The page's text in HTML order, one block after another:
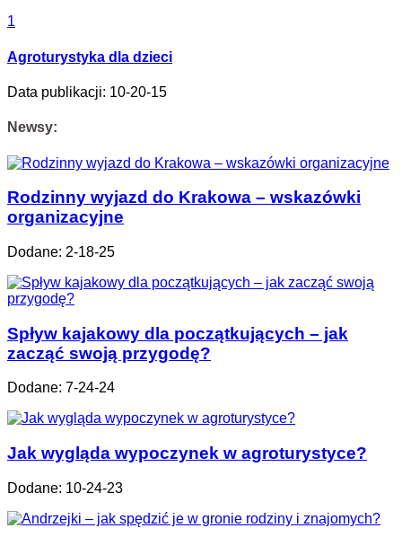
1
Agroturystyka dla dzieci
Data publikacji: 10-20-15
Newsy:
Rodzinny wyjazd do Krakowa – wskazówki
organizacyjne
Dodane: 2-18-25
Spływ kajakowy dla początkujących – jak
zacząć swoją przygodę?
Dodane: 7-24-24
Jak wygląda wypoczynek w agroturystyce?
Dodane: 10-24-23